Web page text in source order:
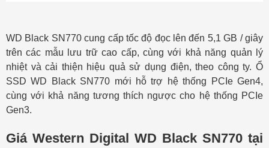
WD Black SN770 cung cấp tốc độ đọc lên đến 5,1 GB / giây
trên các mẫu lưu trữ cao cấp, cùng với khả năng quản lý
nhiệt và cải thiện hiệu quả sử dụng điện, theo công ty. Ổ
SSD WD Black SN770 mới hỗ trợ hệ thống PCIe Gen4,
cùng với khả năng tương thích ngược cho hệ thống PCIe
Gen3.
Giá Western Digital WD Black SN770 tại